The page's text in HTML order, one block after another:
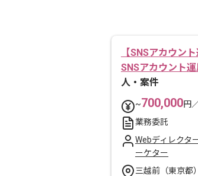
【SNSアカウント
SNSアカウント運
人・案件
~700,000円
業務委託
Webディレクタ
ーケター
三越前（東京都）